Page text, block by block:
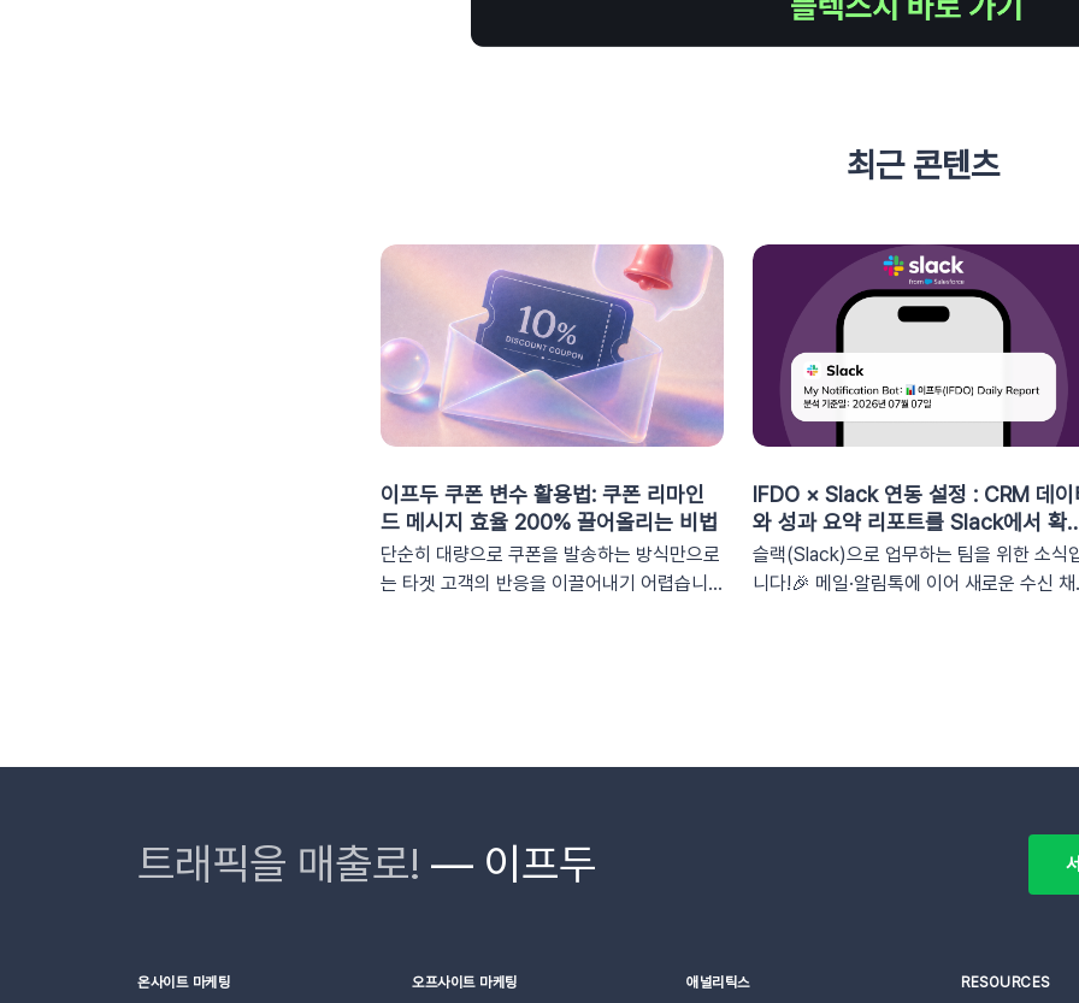
최근 콘텐츠
이프두 쿠폰 변수 활용법: 쿠폰 리마인
드 메시지 효율 200% 끌어올리는 비법
단순히 대량으로 쿠폰을 발송하는 방식만으로
는 타겟 고객의 반응을 이끌어내기 어렵습니
을 즉시 활용할 수 있습니다.BeforeAfter쿠
폰 변수 사용 가능 세그먼트특정 쿠폰 만료일
쿠폰코드 (선택형), 특정 쿠폰 발급일 (선택
IFDO × Slack 연동 설정 : CRM 데이
와 성과 요약 리포트를 Slack에서 확
하기
슬랙(Slack)으로 업무하는 팀을 위한 소식
니다!🎉 메일·알림톡에 이어 새로운 수신 채
몰 운영, 슬랙(Slack) 리포트 연동이 좋은
유실시간 성과 가시성 확보커머스 매출, 트
픽, 회원 데이터 등 핵심 성과를 업무 전용
인 알림톡(카카오톡)과 달리, 슬랙은 업무에
트래픽을 매출로! — 이프두
온사이트 마케팅 오프사이트 마케팅 애널리틱스 RESOURCES